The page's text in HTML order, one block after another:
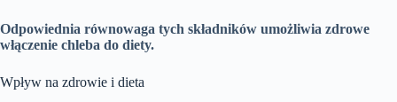
Odpowiednia równowaga tych składników umożliwia zdrowe
włączenie chleba do diety.
Wpływ na zdrowie i dieta